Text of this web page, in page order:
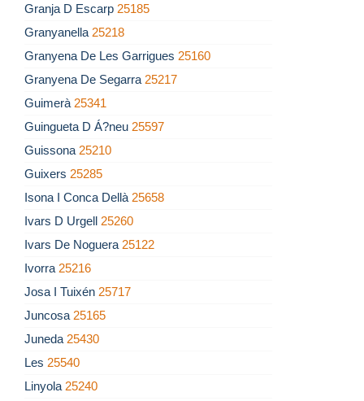
Granja D Escarp 25185
Granyanella 25218
Granyena De Les Garrigues 25160
Granyena De Segarra 25217
Guimerà 25341
Guingueta D Á?neu 25597
Guissona 25210
Guixers 25285
Isona I Conca Dellà 25658
Ivars D Urgell 25260
Ivars De Noguera 25122
Ivorra 25216
Josa I Tuixén 25717
Juncosa 25165
Juneda 25430
Les 25540
Linyola 25240